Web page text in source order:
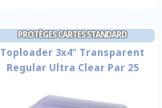
PROTÈGES CARTES STANDARD
Toploader 3x4" Transparent
Regular Ultra Clear Par 25